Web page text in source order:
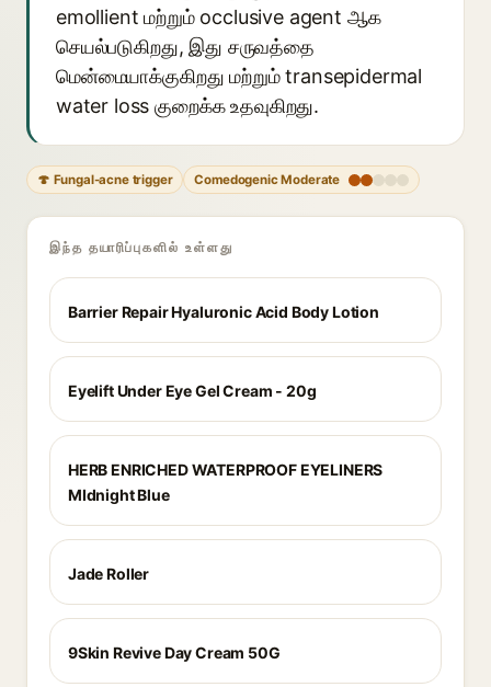
emollient மற்றும் occlusive agent ஆக
செயல்படுகிறது, இது சருவத்தை
மென்மையாக்குகிறது மற்றும் transepidermal
water loss குறைக்க உதவுகிறது.
🍄 Fungal-acne trigger Comedogenic Moderate
இந்த தயாரிப்புகளில் உள்ளது
Barrier Repair Hyaluronic Acid Body Lotion
Eyelift Under Eye Gel Cream - 20g
HERB ENRICHED WATERPROOF EYELINERS
MIdnight Blue
Jade Roller
9Skin Revive Day Cream 50G